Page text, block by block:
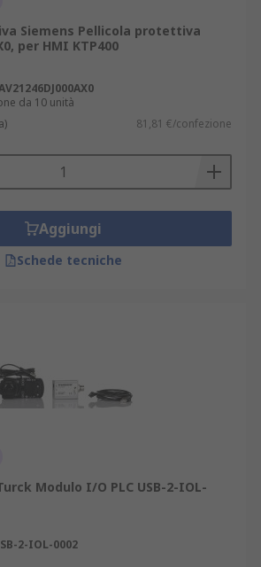
Siemens Pellicola protettiva
per HMI KTP400
da 10 unità
81,81 €/confezione
Aggiungi
Schede tecniche
Modulo I/O PLC USB-2-IOL-
2-IOL-0002